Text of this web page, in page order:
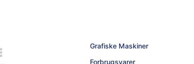
Grafiske Maskiner
Forbrugsvarer